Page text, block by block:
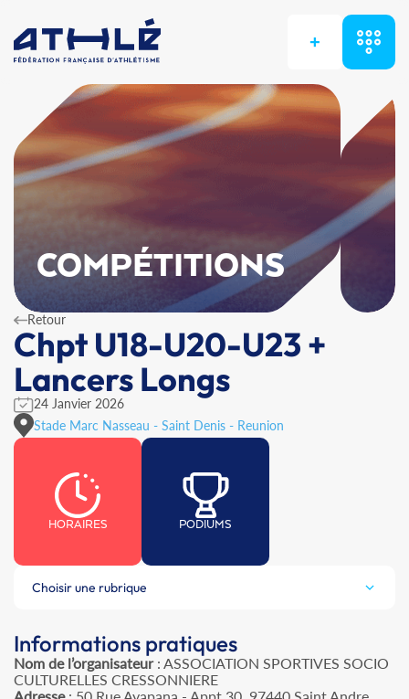
+
COMPÉTITIONS
Retour
Chpt U18-U20-U23 +
Lancers Longs
24 Janvier 2026
Stade Marc Nasseau - Saint Denis - Reunion
HORAIRES PODIUMS
Choisir une rubrique
Informations pratiques
Nom de l’organisateur: ASSOCIATION SPORTIVES SOCIO
CULTURELLES CRESSONNIERE